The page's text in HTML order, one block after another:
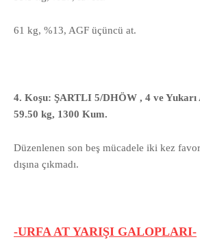
61 kg, %13, AGF üçüncü at.
4. Koşu: ŞARTLI 5/DHÖW , 4 ve
59.50 kg, 1300 Kum.
Düzenlenen son beş mücadele iki kez
dışına çıkmadı.
-URFA AT YARIŞI GALOPLARI-